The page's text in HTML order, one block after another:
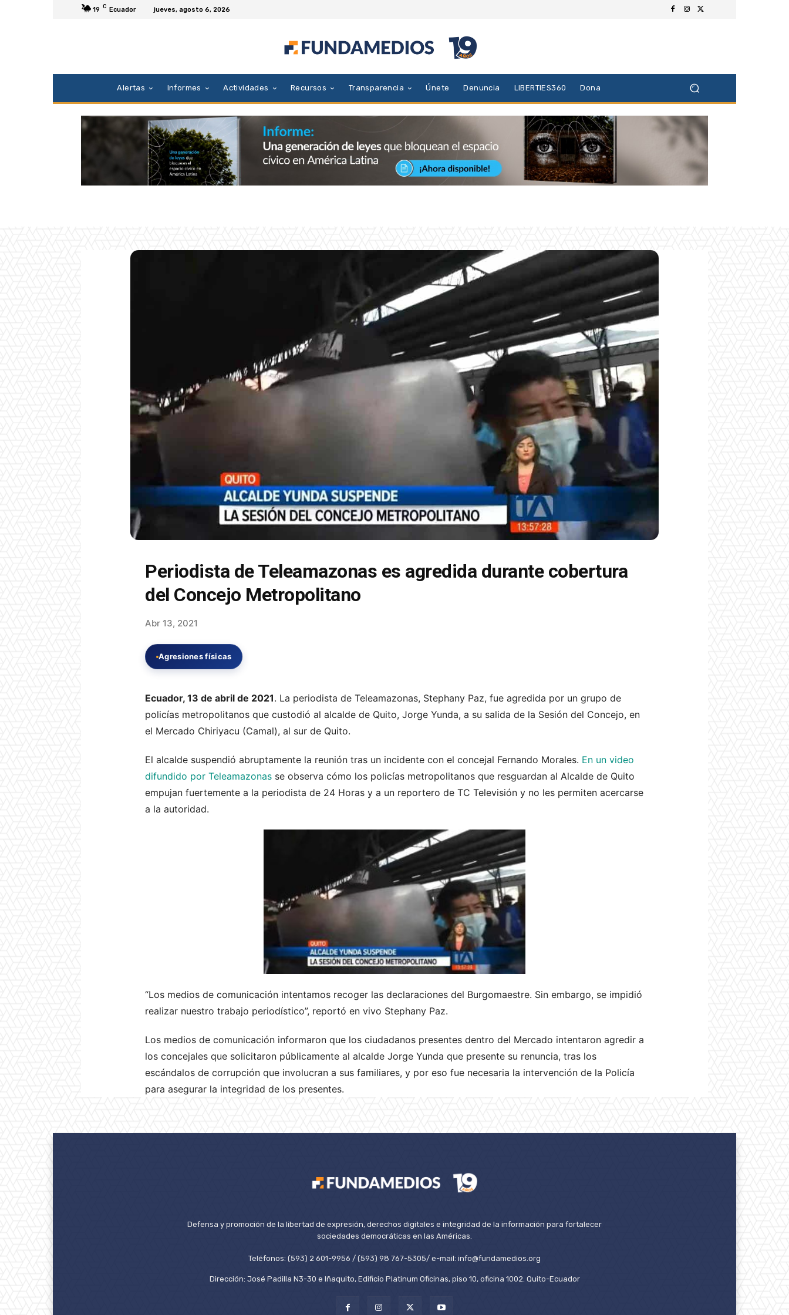
19 C Ecuador jueves, agosto 6, 2026
Alertas Informes Actividades Recursos Transparencia Únete Denuncia LIBERTIES360 Dona
Periodista de Teleamazonas es agredida durante cobertura
del Concejo Metropolitano
Abr 13, 2021
Agresiones físicas
Ecuador, 13 de abril de 2021. La periodista de Teleamazonas, Stephany Paz, fue agredida por un grupo de
policías metropolitanos que custodió al alcalde de Quito, Jorge Yunda, a su salida de la Sesión del Concejo, en
el Mercado Chiriyacu (Camal), al sur de Quito.
El alcalde suspendió abruptamente la reunión tras un incidente con el concejal Fernando Morales. En un video
difundido por Teleamazonas se observa cómo los policías metropolitanos que resguardan al Alcalde de Quito
empujan fuertemente a la periodista de 24 Horas y a un reportero de TC Televisión y no les permiten acercarse
a la autoridad.
“Los medios de comunicación intentamos recoger las declaraciones del Burgomaestre. Sin embargo, se impidió
realizar nuestro trabajo periodístico”, reportó en vivo Stephany Paz.
Los medios de comunicación informaron que los ciudadanos presentes dentro del Mercado intentaron agredir a
los concejales que solicitaron públicamente al alcalde Jorge Yunda que presente su renuncia, tras los
escándalos de corrupción que involucran a sus familiares, y por eso fue necesaria la intervención de la Policía
para asegurar la integridad de los presentes.
Defensa y promoción de la libertad de expresión, derechos digitales e integridad de la información para fortalecer
sociedades democráticas en las Américas.
Teléfonos: (593) 2 601-9956 / (593) 98 767-5305/ e-mail: info@fundamedios.org
Dirección: José Padilla N3-30 e Iñaquito, Edificio Platinum Oficinas, piso 10, oficina 1002. Quito-Ecuador